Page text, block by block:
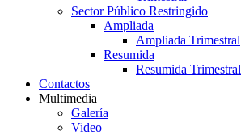
Sector Público Restringido
Ampliada
Ampliada Trimestral
Resumida
Resumida Trimestral
Contactos
Multimedia
Galería
Video